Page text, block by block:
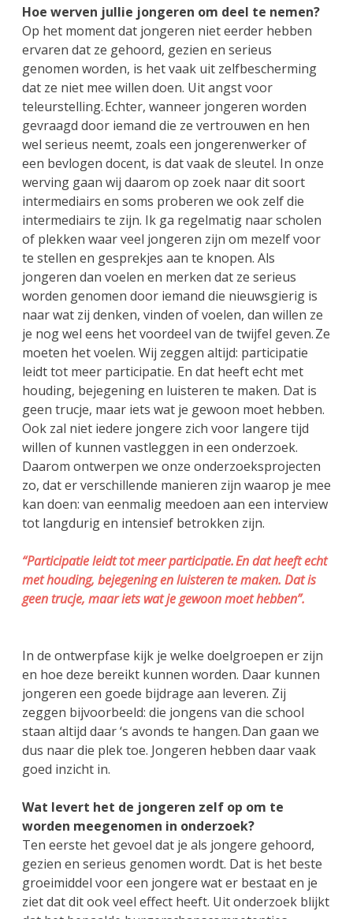
Hoe werven jullie jongeren om deel te nemen?
Op het moment dat jongeren niet eerder hebben
ervaren dat ze gehoord, gezien en serieus
genomen worden, is het vaak uit zelfbescherming
dat ze niet mee willen doen. Uit angst voor
teleurstelling. Echter, wanneer jongeren worden
gevraagd door iemand die ze vertrouwen en hen
wel serieus neemt, zoals een jongerenwerker of
een bevlogen docent, is dat vaak de sleutel. In onze
werving gaan wij daarom op zoek naar dit soort
intermediairs en soms proberen we ook zelf die
intermediairs te zijn. Ik ga regelmatig naar scholen
of plekken waar veel jongeren zijn om mezelf voor
te stellen en gesprekjes aan te knopen. Als
jongeren dan voelen en merken dat ze serieus
worden genomen door iemand die nieuwsgierig is
naar wat zij denken, vinden of voelen, dan willen ze
je nog wel eens het voordeel van de twijfel geven. Ze
moeten het voelen. Wij zeggen altijd: participatie
leidt tot meer participatie. En dat heeft echt met
houding, bejegening en luisteren te maken. Dat is
geen trucje, maar iets wat je gewoon moet hebben.
Ook zal niet iedere jongere zich voor langere tijd
willen of kunnen vastleggen in een onderzoek.
Daarom ontwerpen we onze onderzoeksprojecten
zo, dat er verschillende manieren zijn waarop je mee
kan doen: van eenmalig meedoen aan een interview
tot langdurig en intensief betrokken zijn.
“Participatie leidt tot meer participatie. En dat heeft echt
met houding, bejegening en luisteren te maken. Dat is
geen trucje, maar iets wat je gewoon moet hebben”.
In de ontwerpfase kijk je welke doelgroepen er zijn
en hoe deze bereikt kunnen worden. Daar kunnen
jongeren een goede bijdrage aan leveren. Zij
zeggen bijvoorbeeld: die jongens van die school
staan altijd daar ‘s avonds te hangen. Dan gaan we
dus naar die plek toe. Jongeren hebben daar vaak
goed inzicht in.
Wat levert het de jongeren zelf op om te
worden meegenomen in onderzoek?
Ten eerste het gevoel dat je als jongere gehoord,
gezien en serieus genomen wordt. Dat is het beste
groeimiddel voor een jongere wat er bestaat en je
ziet dat dit ook veel effect heeft. Uit onderzoek blijkt